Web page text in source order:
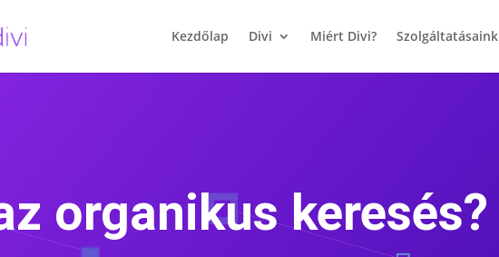
Kezdőlap Divi Miért Divi? Szolgáltatásaink
organikus keresés?